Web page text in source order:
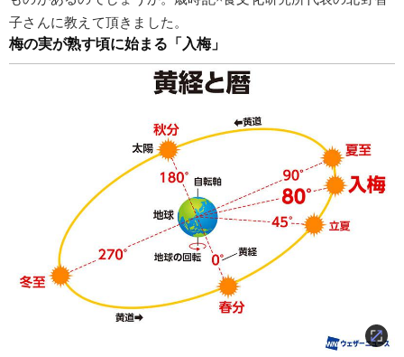
子さんに教えて頂きました。
梅の実が熟す頃に始まる「入梅」